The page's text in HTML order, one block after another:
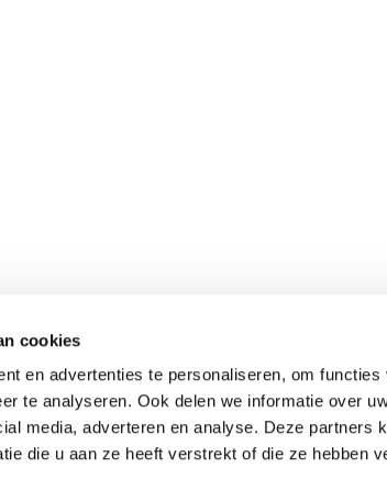
cookies
en advertenties te personaliseren, om
te analyseren. Ook delen we informatie over
media, adverteren en analyse. Deze partners
die u aan ze heeft verstrekt of die ze hebben